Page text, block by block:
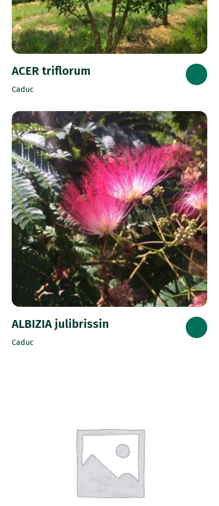
ACER triflorum
Caduc
ALBIZIA julibrissin
Caduc